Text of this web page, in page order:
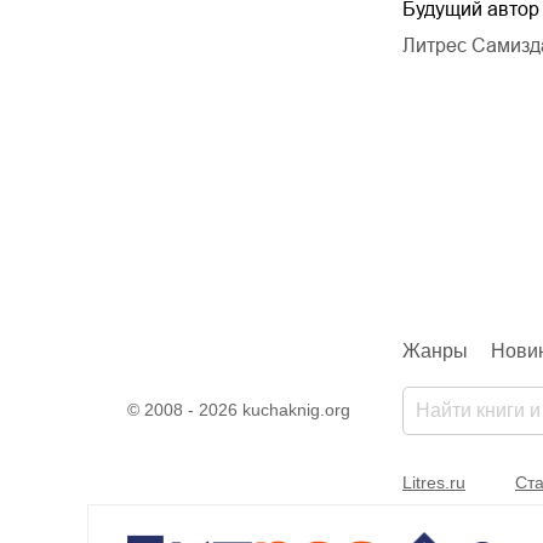
Будущий автор
Литрес
© 2008 - 2026 kuchaknig.org
Жанры
Litres.ru